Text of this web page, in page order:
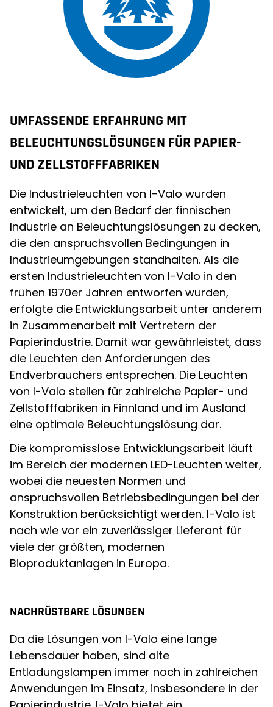
UMFASSENDE ERFAHRUNG MIT
BELEUCHTUNGSLÖSUNGEN FÜR PAPIER-
UND ZELLSTOFFFABRIKEN
Die Industrieleuchten von I-Valo wurden
entwickelt, um den Bedarf der finnischen
Industrie an Beleuchtungslösungen zu decken,
die den anspruchsvollen Bedingungen in
Industrieumgebungen standhalten. Als die
ersten Industrieleuchten von I-Valo in den
frühen 1970er Jahren entworfen wurden,
erfolgte die Entwicklungsarbeit unter anderem
in Zusammenarbeit mit Vertretern der
Papierindustrie. Damit war gewährleistet, dass
die Leuchten den Anforderungen des
Endverbrauchers entsprechen. Die Leuchten
von I-Valo stellen für zahlreiche Papier- und
Zellstofffabriken in Finnland und im Ausland
eine optimale Beleuchtungslösung dar.
Die kompromisslose Entwicklungsarbeit läuft
im Bereich der modernen LED-Leuchten weiter,
wobei die neuesten Normen und
anspruchsvollen Betriebsbedingungen bei der
Konstruktion berücksichtigt werden. I-Valo ist
nach wie vor ein zuverlässiger Lieferant für
viele der größten, modernen
Bioproduktanlagen in Europa.
NACHRÜSTBARE LÖSUNGEN
Da die Lösungen von I-Valo eine lange
Lebensdauer haben, sind alte
Entladungslampen immer noch in zahlreichen
Anwendungen im Einsatz, insbesondere in der